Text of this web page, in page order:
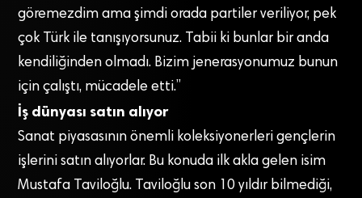
göremezdim ama şimdi orada partiler veriliyor, pek
çok Türk ile tanışıyorsunuz. Tabii ki bunlar bir anda
kendiliğinden olmadı. Bizim jenerasyonumuz bunun
için çalıştı, mücadele etti.”
İş dünyası satın alıyor
Sanat piyasasının önemli koleksiyonerleri gençlerin
işlerini satın alıyorlar. Bu konuda ilk akla gelen isim
Mustafa Taviloğlu. Taviloğlu son 10 yıldır bilmediği,